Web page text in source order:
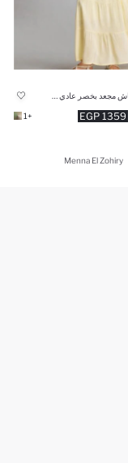
1359 EGP
+1
Menna El Zohiry